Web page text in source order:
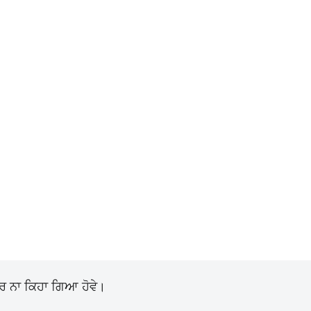
ਕਿਹਾ ਗਿਆ ਹੋਵੇ।